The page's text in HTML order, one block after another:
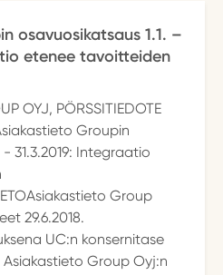
osavuosikatsaus 1.1. –
etenee tavoitteiden
OYJ, PÖRSSITIEDOTE
Groupin
31.3.2019: Integraatio
Group
29.6.2018.
UC:n konsernitase
Group Oyj:n